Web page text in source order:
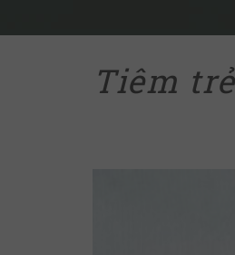
Tiêm